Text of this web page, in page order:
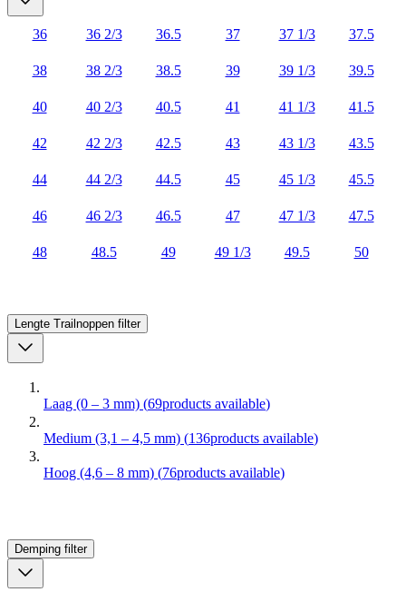
36 36 2/3 36.5 37 37 1/3 37.5
38 38 2/3 38.5 39 39 1/3 39.5
40 40 2/3 40.5 41 41 1/3 41.5
42 42 2/3 42.5 43 43 1/3 43.5
44 44 2/3 44.5 45 45 1/3 45.5
46 46 2/3 46.5 47 47 1/3 47.5
48 48.5 49 49 1/3 49.5 50
Lengte Trailnoppen filter
Laag (0 – 3 mm) (69products available)
Medium (3,1 – 4,5 mm) (136products available)
Hoog (4,6 – 8 mm) (76products available)
Demping filter